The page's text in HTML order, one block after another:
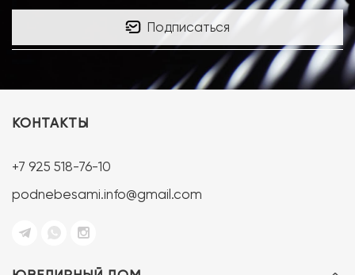
Подписаться
КОНТАКТЫ
+7 925 518-76-10
podnebesami.info@gmail.com